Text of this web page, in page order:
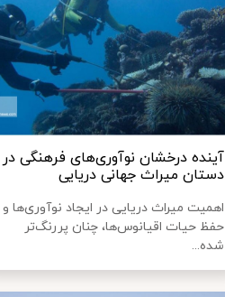
آینده درخشان نوآوری‌های فرهنگی در
دستان میراث جهانی دریایی
اهمیت میراث دریایی در ایجاد نوآور‌ی‌ها و
حفظ حیات اقیانوس‌ها، چنان پررنگ‌تر
شده...